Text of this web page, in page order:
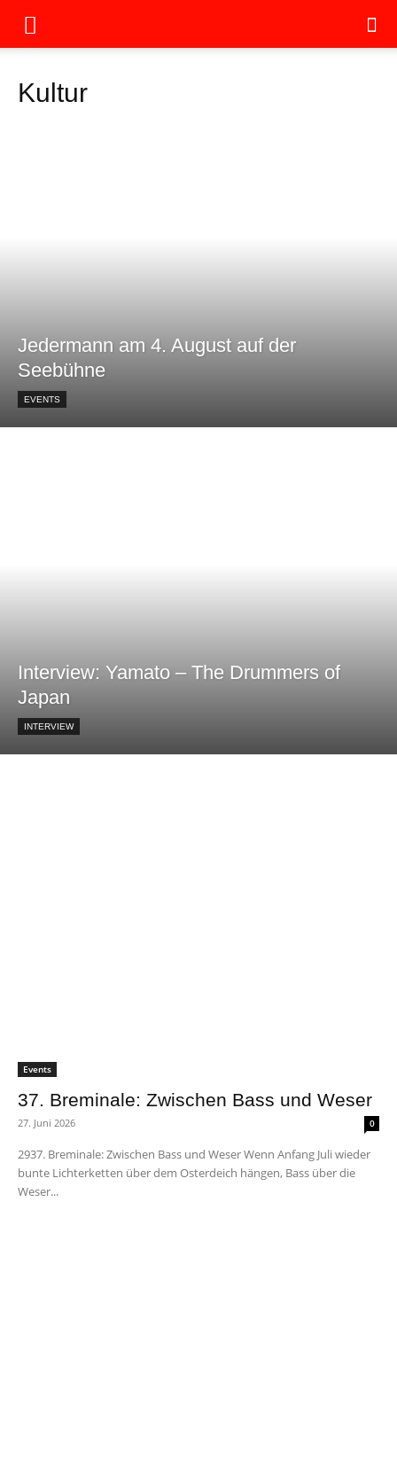
Kultur
Jedermann am 4. August auf der
Seebühne
EVENTS
Interview: Yamato – The Drummers of
Japan
INTERVIEW
Events
37. Breminale: Zwischen Bass und Weser
27. Juni 2026 0
2937. Breminale: Zwischen Bass und Weser Wenn Anfang Juli wieder
bunte Lichterketten über dem Osterdeich hängen, Bass über die
Weser...